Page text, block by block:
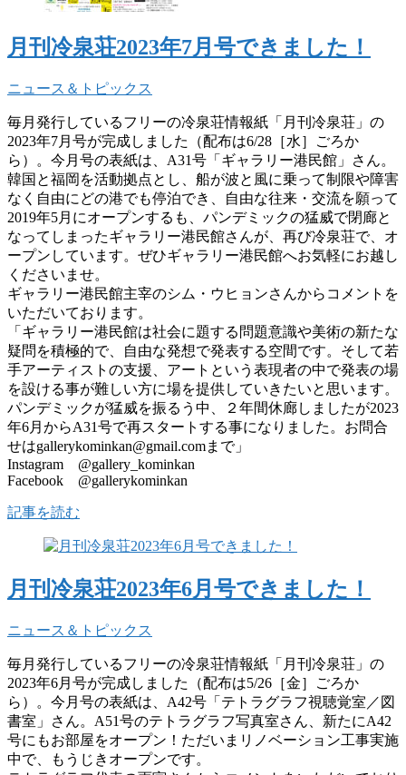
月刊冷泉荘2023年7月号できました！
ニュース＆トピックス
毎月発行しているフリーの冷泉荘情報紙「月刊冷泉荘」の
2023年7月号が完成しました（配布は6/28［水］ごろか
ら）。今月号の表紙は、A31号「ギャラリー港民館」さん。
韓国と福岡を活動拠点とし、船が波と風に乗って制限や障害
なく自由にどの港でも停泊でき、自由な往来・交流を願って
2019年5月にオープンするも、パンデミックの猛威で閉廊と
なってしまったギャラリー港民館さんが、再び冷泉荘で、オ
ープンしています。ぜひギャラリー港民館へお気軽にお越し
くださいませ。
ギャラリー港民館主宰のシム・ウヒョンさんからコメントを
いただいております。
「ギャラリー港民館は社会に題する問題意識や美術の新たな
疑問を積極的で、自由な発想で発表する空間です。そして若
手アーティストの支援、アートという表現者の中で発表の場
を設ける事が難しい方に場を提供していきたいと思います。
パンデミックが猛威を振るう中、２年間休廊しましたが2023
年6月からA31号で再スタートする事になりました。お問合
せはgallerykominkan@gmail.comまで」
Instagram @gallery_kominkan
Facebook @gallerykominkan
記事を読む
月刊冷泉荘2023年6月号できました！
ニュース＆トピックス
毎月発行しているフリーの冷泉荘情報紙「月刊冷泉荘」の
2023年6月号が完成しました（配布は5/26［金］ごろか
ら）。今月号の表紙は、A42号「テトラグラフ視聴覚室／図
書室」さん。A51号のテトラグラフ写真室さん、新たにA42
号にもお部屋をオープン！ただいまリノベーション工事実施
中で、もうじきオープンです。